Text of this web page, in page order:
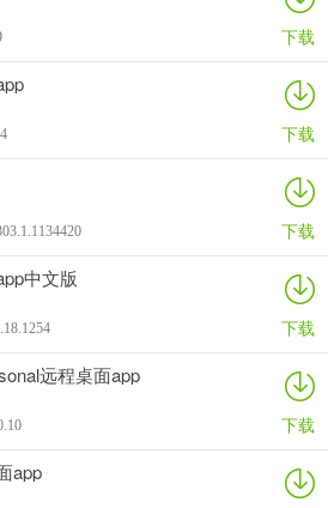
下载
下载
下载
中文版
下载
远程桌面app
下载
app